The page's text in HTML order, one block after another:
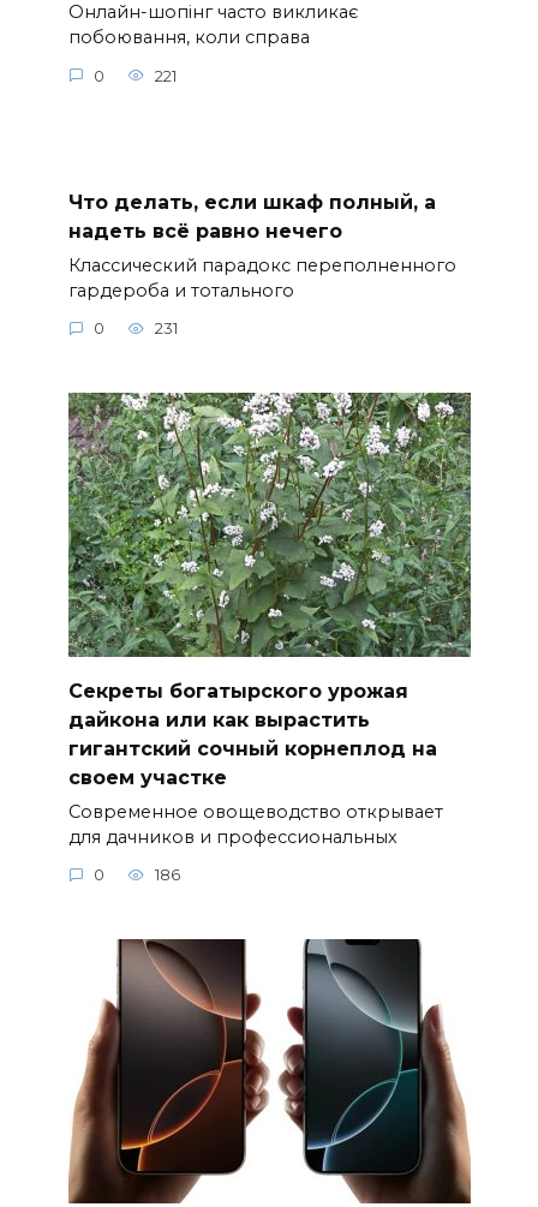
Онлайн-шопінг часто викликає
побоювання, коли справа
0 221
Что делать, если шкаф полный, а
надеть всё равно нечего
Классический парадокс переполненного
гардероба и тотального
0 231
Секреты богатырского урожая
дайкона или как вырастить
гигантский сочный корнеплод на
своем участке
Современное овощеводство открывает
для дачников и профессиональных
0 186